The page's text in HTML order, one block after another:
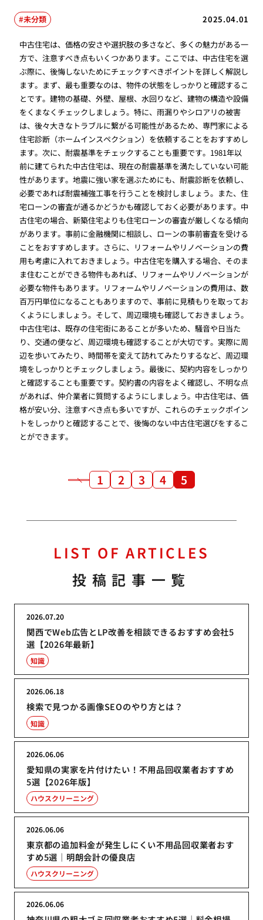
2025.04.01
未分類
中古住宅は、価格の安さや選択肢の多さなど、多くの魅力がある一
方で、注意すべき点もいくつかあります。ここでは、中古住宅を選
ぶ際に、後悔しないためにチェックすべきポイントを詳しく解説し
ます。まず、最も重要なのは、物件の状態をしっかりと確認するこ
とです。建物の基礎、外壁、屋根、水回りなど、建物の構造や設備
をくまなくチェックしましょう。特に、雨漏りやシロアリの被害
は、後々大きなトラブルに繋がる可能性があるため、専門家による
住宅診断（ホームインスペクション）を依頼することをおすすめし
ます。次に、耐震基準をチェックすることも重要です。1981年以
前に建てられた中古住宅は、現在の耐震基準を満たしていない可能
性があります。地震に強い家を選ぶためにも、耐震診断を依頼し、
必要であれば耐震補強工事を行うことを検討しましょう。また、住
宅ローンの審査が通るかどうかも確認しておく必要があります。中
古住宅の場合、新築住宅よりも住宅ローンの審査が厳しくなる傾向
があります。事前に金融機関に相談し、ローンの事前審査を受ける
ことをおすすめします。さらに、リフォームやリノベーションの費
用も考慮に入れておきましょう。中古住宅を購入する場合、そのま
ま住むことができる物件もあれば、リフォームやリノベーションが
必要な物件もあります。リフォームやリノベーションの費用は、数
百万円単位になることもありますので、事前に見積もりを取ってお
くようにしましょう。そして、周辺環境も確認しておきましょう。
中古住宅は、既存の住宅街にあることが多いため、騒音や日当た
り、交通の便など、周辺環境も確認することが大切です。実際に周
辺を歩いてみたり、時間帯を変えて訪れてみたりするなど、周辺環
境をしっかりとチェックしましょう。最後に、契約内容をしっかり
と確認することも重要です。契約書の内容をよく確認し、不明な点
があれば、仲介業者に質問するようにしましょう。中古住宅は、価
格が安い分、注意すべき点も多いですが、これらのチェックポイン
トをしっかりと確認することで、後悔のない中古住宅選びをするこ
とができます。
1 2 3 4 5
LIST OF ARTICLES
投稿記事一覧
関西でWeb広告とLP改善を相談できるおすすめ会社5
選【2026年最新】
2026.07.20
知識
検索で見つかる画像SEOのやり方とは？
2026.06.18
知識
愛知県の実家を片付けたい！不用品回収業者おすすめ
5選【2026年版】
2026.06.06
ハウスクリーニング
東京都の追加料金が発生しにくい不用品回収業者おす
すめ5選｜明朗会計の優良店
2026.06.06
ハウスクリーニング
2026.06.06